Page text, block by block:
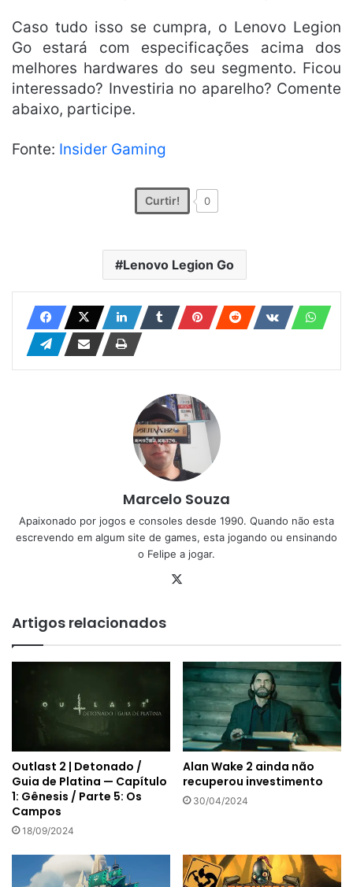
Caso tudo isso se cumpra, o Lenovo Legion
Go estará com especificações acima dos
melhores hardwares do seu segmento. Ficou
interessado? Investiria no aparelho? Comente
abaixo, participe.
Fonte: Insider Gaming
Curtir! 0
Lenovo Legion Go
Marcelo Souza
Apaixonado por jogos e consoles desde 1990. Quando não esta
escrevendo em algum site de games, esta jogando ou ensinando
o Felipe a jogar.
Artigos relacionados
Outlast 2 | Detonado /
Guia de Platina — Capítulo
1: Gênesis / Parte 5: Os
Campos
18/09/2024
Alan Wake 2 ainda não
recuperou investimento
30/04/2024